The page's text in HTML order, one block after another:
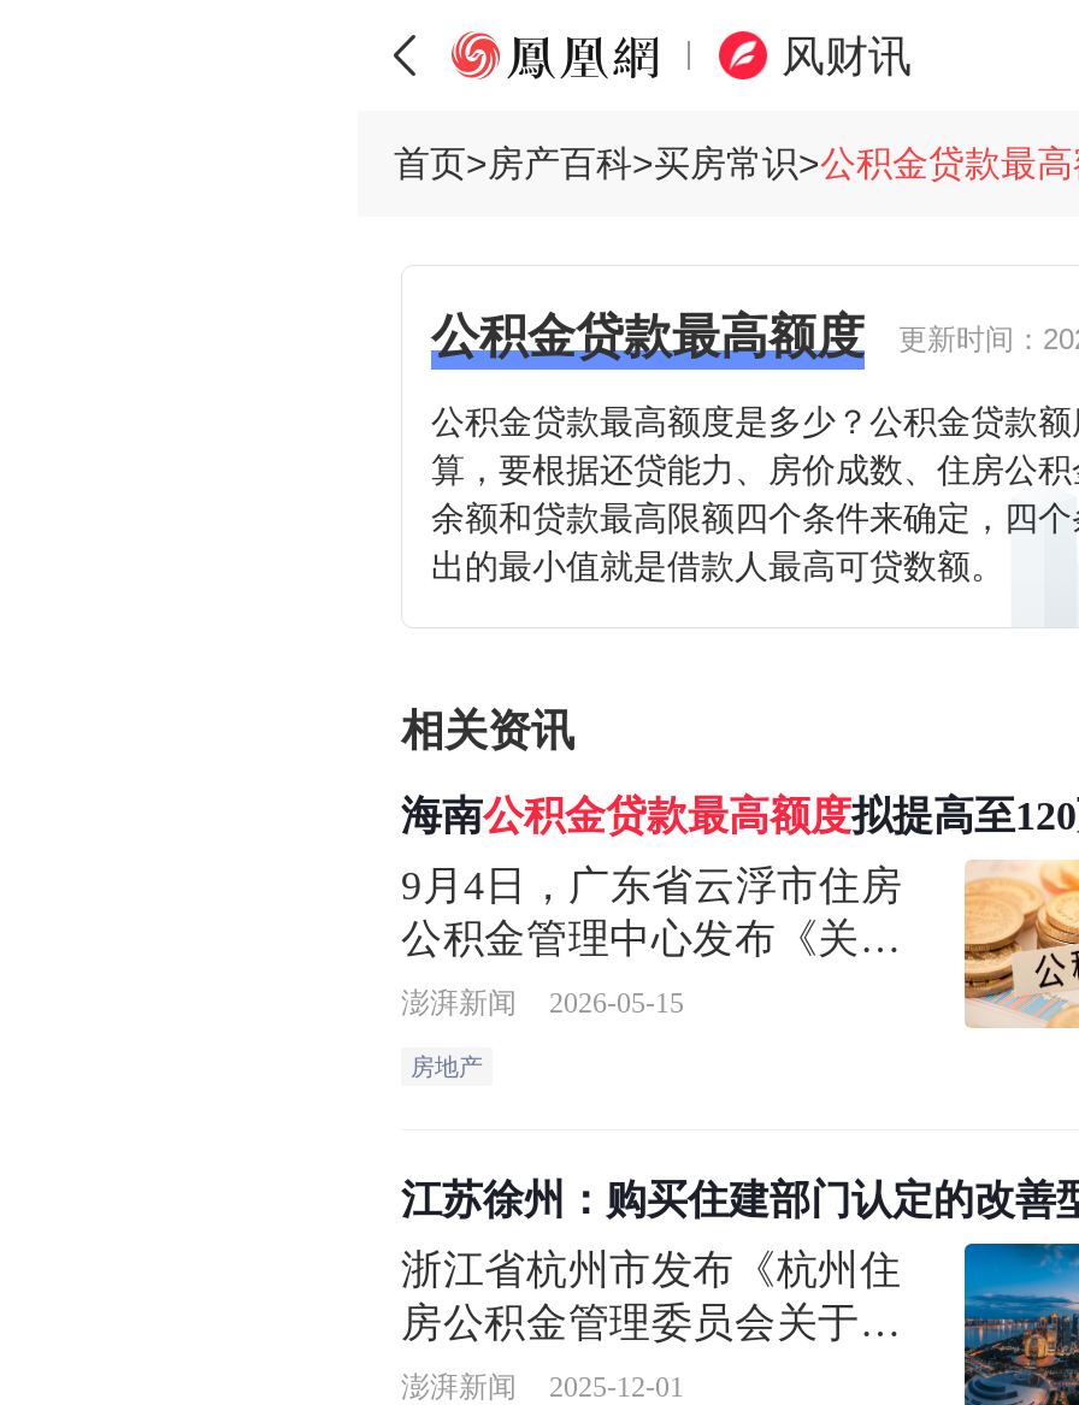
风财讯
首页>房产百科>买房常识>公积金贷款最
公积金贷款最高额度 更新时间：
公积金贷款最高额度是多少？公积金贷款
算，要根据还贷能力、房价成数、住房公
余额和贷款最高限额四个条件来确定，四
出的最小值就是借款人最高可贷数额。
相关资讯
海南公积金贷款最高额度拟提高至
9月4日，广东省云浮市住房
公积金管理中心发布《关于
调整云浮市住房公积金贷款
最高额度的通知》，本通知
澎湃新闻 2026-05-15
房地产
江苏徐州：购买住建部门认定的改善
宅，个人住房公积金贷款最高额度上
浙江省杭州市发布《杭州住
房公积金管理委员会关于调
整优化住房公积金信贷政策
澎湃新闻 2025-12-01